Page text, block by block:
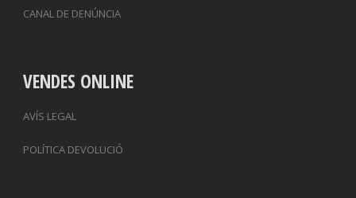
CANAL DE DENÚNCIA
VENDES ONLINE
AVÍS LEGAL
POLÍTICA DEVOLUCIÓ